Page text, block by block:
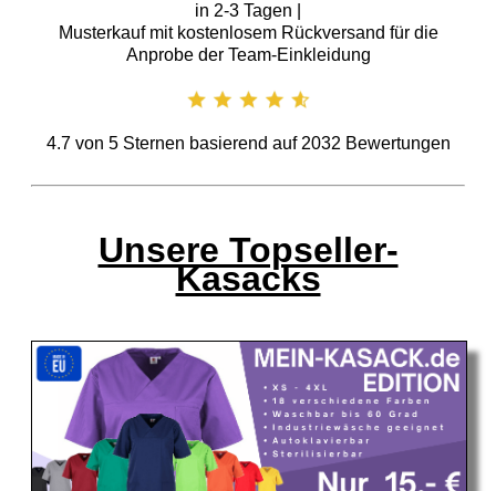
in 2-3 Tagen |
Musterkauf mit kostenlosem Rückversand für die
Anprobe der Team-Einkleidung
4.7von 5Sternen basierend auf 2032 Bewertungen
Unsere Topseller-
Kasacks